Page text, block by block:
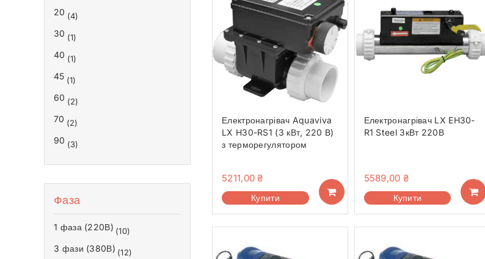
Електронагрівач Aquaviva
LX H30-RS1 (3 кВт, 220 В)
з терморегулятором
5211,00₴
Купити
Електронагрівач LX EH30-
R1 Steel 3кВт 220В
5589,00 ₴
Купити
20 (4)
30 (1)
40 (1)
45 (1)
60 (2)
70 (2)
90 (3)
Фаза
1 фаза (220В) (10)
3 фази (380В) (12)